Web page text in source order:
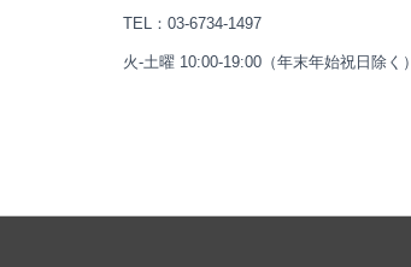
TEL： 03-6734-1497
火-土曜 10:00-19:00（年末年始祝日除く）